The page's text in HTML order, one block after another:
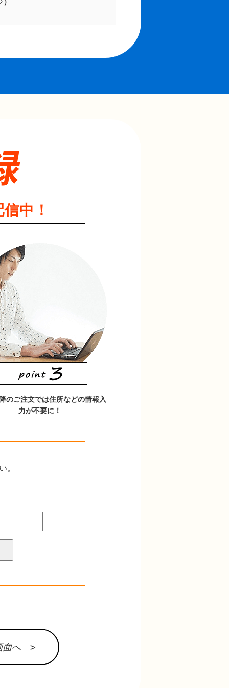
中！
のご注文では住所などの情報入
力が不要に！
。
面へ >